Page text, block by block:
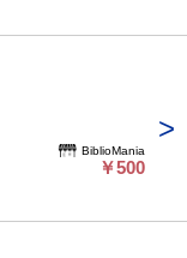
BiblioMania
￥500